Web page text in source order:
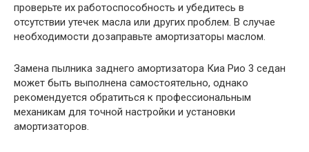
проверьте их работоспособность и убедитесь в
отсутствии утечек масла или других проблем. В случае
необходимости дозаправьте амортизаторы маслом.
Замена пылника заднего амортизатора Киа Рио 3 седан
может быть выполнена самостоятельно, однако
рекомендуется обратиться к профессиональным
механикам для точной настройки и установки
амортизаторов.